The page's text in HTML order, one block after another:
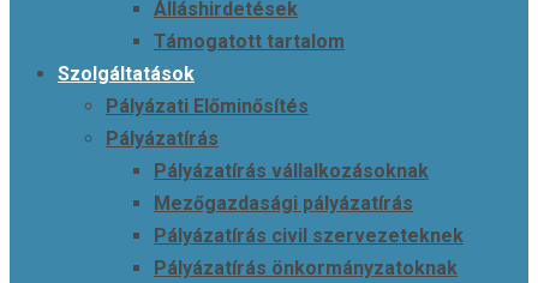
Álláshirdetések
Támogatott tartalom
Szolgáltatások
Pályázati Előminősítés
Pályázatírás
Pályázatírás vállalkozásoknak
Mezőgazdasági pályázatírás
Pályázatírás civil szervezeteknek
Pályázatírás önkormányzatoknak